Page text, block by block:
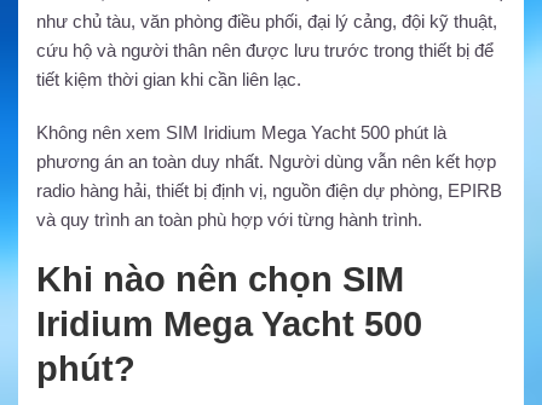
như chủ tàu, văn phòng điều phối, đại lý cảng, đội kỹ thuật,
cứu hộ và người thân nên được lưu trước trong thiết bị để
tiết kiệm thời gian khi cần liên lạc.
Không nên xem SIM Iridium Mega Yacht 500 phút là
phương án an toàn duy nhất. Người dùng vẫn nên kết hợp
radio hàng hải, thiết bị định vị, nguồn điện dự phòng, EPIRB
và quy trình an toàn phù hợp với từng hành trình.
Khi nào nên chọn SIM
Iridium Mega Yacht 500
phút?